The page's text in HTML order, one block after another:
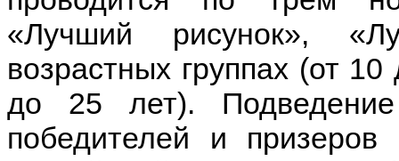
«Лучший рисунок»,
возрастных группах (от
до 25 лет). Подведение
победителей и